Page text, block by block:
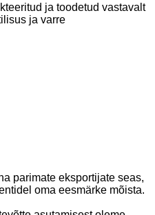
ja toodetud vastavalt
ja varre
parimate eksportijate seas,
oma eesmärke mõista.